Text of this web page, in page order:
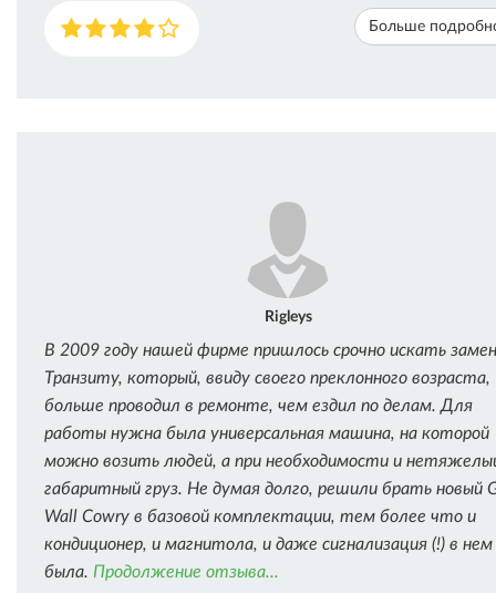
Больше
Rigleys
В 2009 году нашей фирме пришлось срочно искать
Транзиту, который, ввиду своего преклонного возраста,
больше проводил в ремонте, чем ездил по делам. Для
работы нужна была универсальная машина, на которой
можно возить людей, а при необходимости и
габаритный груз. Не думая долго, решили брать новый
Wall Cowry в базовой комплектации, тем более что и
кондиционер, и магнитола, и даже сигнализация (!) в
была. Продолжение отзыва...